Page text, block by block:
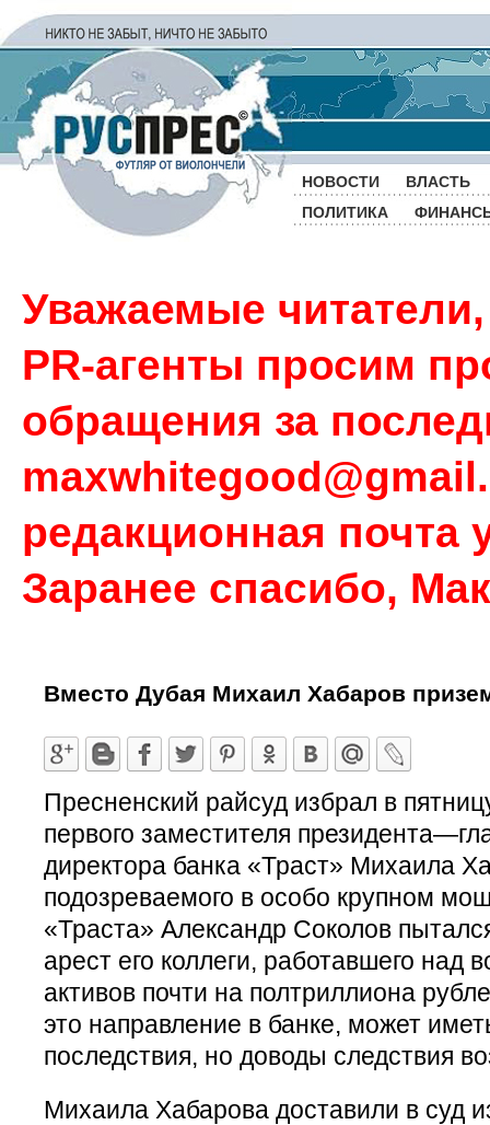
НОВОСТИ
ВЛАСТЬ
ПОЛИТИКА
Уважаемые
PR-агенты просим
обращения за
редакционная почта
Заранее спасибо,
Вместо Дубая Михаил Хабаров
Пресненский райсуд избрал в
первого заместителя
директора банка «Траст» Михаила
подозреваемого в особо крупном
«Траста» Александр Соколов
арест его коллеги, работавшего над
активов почти на полтриллиона
это направление в банке, может
последствия, но доводы следствия
Михаила Хабарова доставили в суд